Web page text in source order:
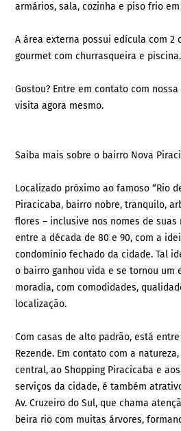
armários, sala, cozinha e piso frio
A área externa possui edícula com 2
gourmet com churrasqueira e piscina.
Gostou? Entre em contato com
visita agora mesmo.
Saiba mais sobre o bairro Nova
Localizado próximo ao famoso “Rio
Piracicaba, bairro nobre, tranquilo,
flores – inclusive nos nomes de suas
entre a década de 80 e 90, com a
condomínio fechado da cidade. Tal
o bairro ganhou vida e se tornou um
moradia, com comodidades,
localização.
Com casas de alto padrão, está
Rezende. Em contato com a
central, ao Shopping Piracicaba e
serviços da cidade, é também
Av. Cruzeiro do Sul, que chama
beira rio com muitas árvores,